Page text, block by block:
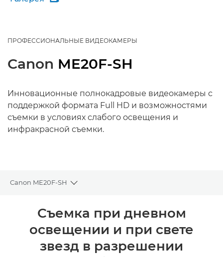
ПРОФЕССИОНАЛЬНЫЕ ВИДЕОКАМЕРЫ
Canon ME20F-SH
Инновационные полнокадровые видеокамеры с
поддержкой формата Full HD и возможностями
съемки в условиях слабого освещения и
инфракрасной съемки.
Canon ME20F-SH
Toggle breadcrumbs
Общая информация
Технические характеристики
Съемка при дневном
освещении и при свете
звезд в разрешении